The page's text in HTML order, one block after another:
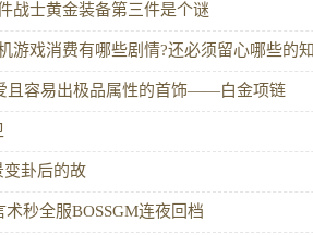
战士黄金装备第三件是个谜
游戏消费有哪些剧情?还必须留心哪些的
且容易出极品属性的首饰——白金项链
卦后的故
秒全服BOSSGM连夜回档